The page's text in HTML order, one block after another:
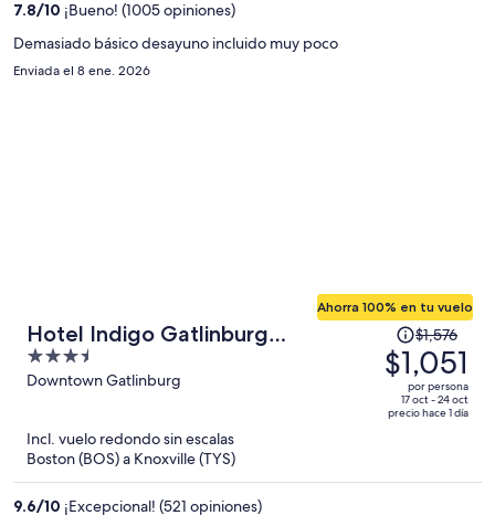
7.8/10 ¡Bueno! (1005 opiniones)
Demasiado básico desayuno incluido muy poco
Enviada el 8 ene. 2026
Hotel Indigo Gatlinburg
Downtown by IHG
3.5
out
Downtown Gatlinburg
Ahorra 100% en tu vuelo
El
precio
era
de
$1,576
$1,576
$1,051
por persona
17 oct - 24 oct
precio hace 1 día
Incl. vuelo redondo sin escalas
Boston (BOS) a Knoxville (TYS)
9.6/10 ¡Excepcional! (521 opiniones)